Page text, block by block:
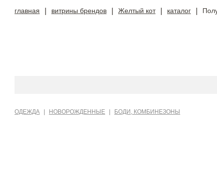
главная витрины брендов Желтый кот каталог
ОДЕЖДА НОВОРОЖДЕННЫЕ БОДИ, КОМБИНЕЗОНЫ